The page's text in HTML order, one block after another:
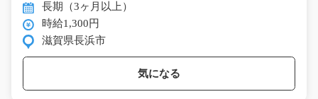
長期（3ヶ月以上）
時給1,300円
滋賀県長浜市
気になる